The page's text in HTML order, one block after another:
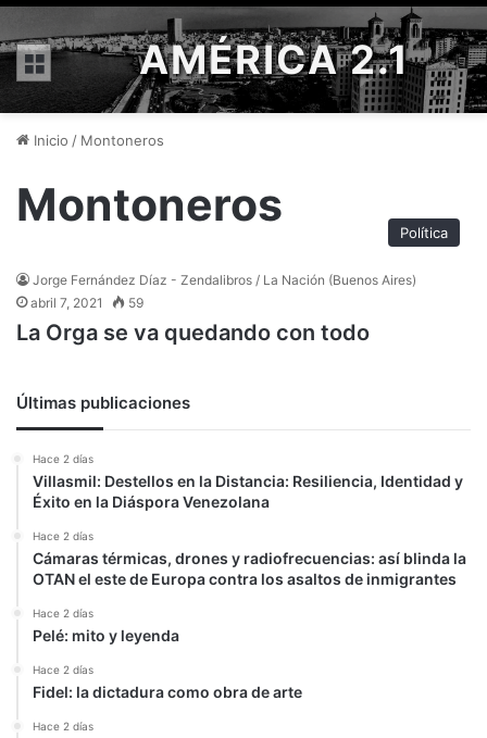
Menú AMÉRICA 2.1
Inicio / Montoneros
Montoneros
Política
Jorge Fernández Díaz - Zendalibros / La Nación (Buenos Aires)
abril 7, 2021
59
La Orga se va quedando con todo
Últimas publicaciones
Hace 2 días
Villasmil: Destellos en la Distancia: Resiliencia, Identidad y
Éxito en la Diáspora Venezolana
Hace 2 días
Cámaras térmicas, drones y radiofrecuencias: así blinda la
OTAN el este de Europa contra los asaltos de inmigrantes
Hace 2 días
Pelé: mito y leyenda
Hace 2 días
Fidel: la dictadura como obra de arte
Hace 2 días